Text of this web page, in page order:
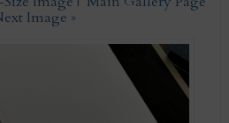
Image »